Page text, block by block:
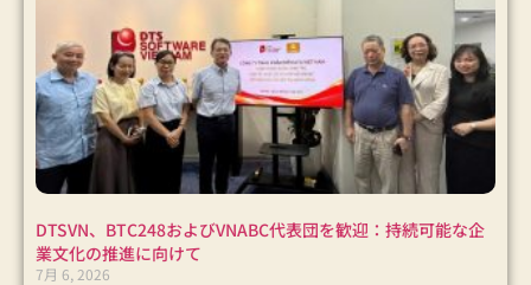
DTSVN、BTC248およびVNABC代表団を歓迎：持続可能な企
業文化の推進に向けて
7月 6, 2026